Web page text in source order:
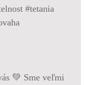
💚 Sme veľmi